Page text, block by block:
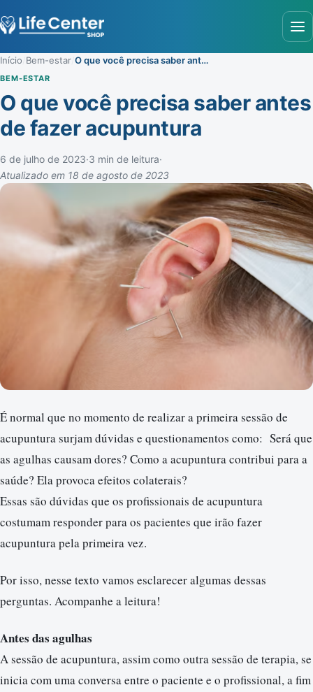
Início Bem-estar O que você precisa saber antes de fazer acupuntura
BEM-ESTAR
O que você precisa saber antes
de fazer acupuntura
6 de julho de 2023·3 min de leitura·
Atualizado em 18 de agosto de 2023
É normal que no momento de realizar a primeira sessão de
acupuntura surjam dúvidas e questionamentos como: Será que
as agulhas causam dores? Como a acupuntura contribui para a
saúde? Ela provoca efeitos colaterais?
Essas são dúvidas que os profissionais de acupuntura
costumam responder para os pacientes que irão fazer
acupuntura pela primeira vez.
Por isso, nesse texto vamos esclarecer algumas dessas
perguntas. Acompanhe a leitura!
Antes das agulhas
A sessão de acupuntura, assim como outra sessão de terapia, se
inicia com uma conversa entre o paciente e o profissional, a fim